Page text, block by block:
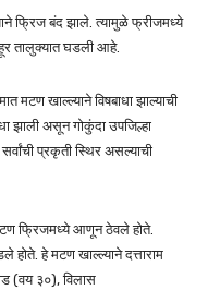
फ्रिज बंद झाले. त्यामुळे फ्रीजमध्ये
तालुक्यात घडली आहे.
मटण खाल्ल्याने विषबाधा झाल्याची
झाली असून गोकुंदा उपजिल्हा
प्रकृती स्थिर असल्याची
मटण फ्रिजमध्ये आणून ठेवले होते.
होते. हे मटण खाल्ल्याने दत्ताराम
(वय ३०), विलास